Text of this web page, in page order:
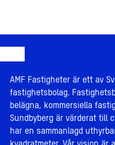
AMF Fastigheter är ett av
fastighetsbolag.
belägna, kommersiella
Sundbyberg är värderat till
har en sammanlagd